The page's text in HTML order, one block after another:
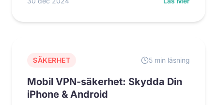
SÄKERHET 5 min läsning
Mobil VPN-säkerhet: Skydda Din
iPhone & Android